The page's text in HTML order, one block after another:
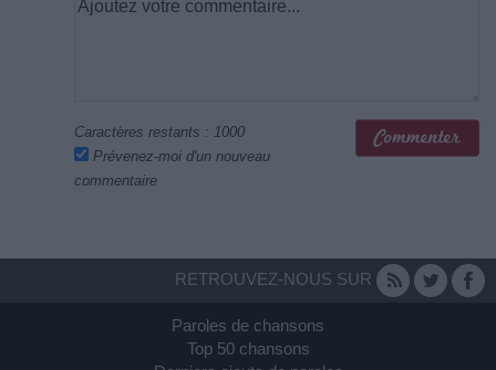
Caractères restants : 1000
Prévenez-moi d'un nouveau
commentaire
RETROUVEZ-NOUS SUR
Paroles de chansons
Top 50 chansons